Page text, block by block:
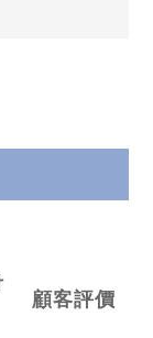
顧客評價